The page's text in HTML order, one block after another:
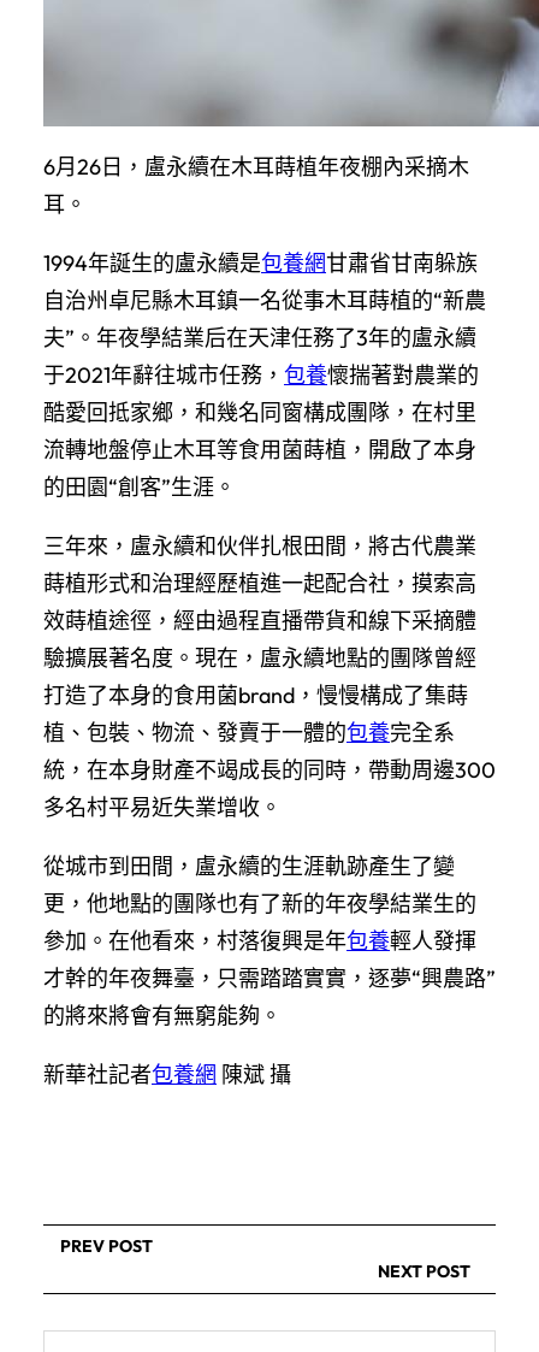
6月26日，盧永續在木耳蒔植年夜棚內采摘木
耳。
1994年誕生的盧永續是包養網甘肅省甘南躲族
自治州卓尼縣木耳鎮一名從事木耳蒔植的“新農
夫”。年夜學結業后在天津任務了3年的盧永續
于2021年辭往城市任務， 包養懷揣著對農業的
酷愛回抵家鄉，和幾名同窗構成團隊，在村里
流轉地盤停止木耳等食用菌蒔植，開啟了本身
的田園“創客”生涯。
三年來，盧永續和伙伴扎根田間，將古代農業
蒔植形式和治理經歷植進一起配合社，摸索高
效蒔植途徑，經由過程直播帶貨和線下采摘體
驗擴展著名度。現在，盧永續地點的團隊曾經
打造了本身的食用菌brand，慢慢構成了集蒔
植、包裝、物流、發賣于一體的包養完全系
統，在本身財產不竭成長的同時，帶動周邊300
多名村平易近失業增收。
從城市到田間，盧永續的生涯軌跡產生了變
更，他地點的團隊也有了新的年夜學結業生的
參加。在他看來，村落復興是年包養輕人發揮
才幹的年夜舞臺，只需踏踏實實，逐夢“興農路”
的將來將會有無窮能夠。
新華社記者包養網 陳斌 攝
PREV POST
NEXT POST